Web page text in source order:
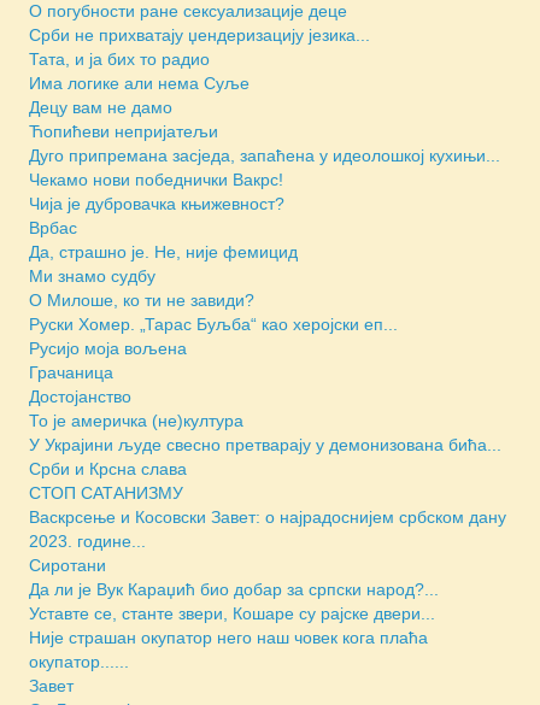
О погубности ране сексуализације деце
Срби не прихватају џендеризацију језика...
Тата, и ја бих то радио
Има логике али нема Суље
Децу вам не дамо
Ћопићеви непријатељи
Дуго припремана засједа, запаћена у идеолошкој кухињи...
Чекамо нови победнички Вакрс!
Чија је дубровачка књижевност?
Врбас
Да, страшно је. Не, није фемицид
Ми знамо судбу
О Милоше, ко ти не завиди?
Руски Хомер. „Тарас Буљба“ као херојски еп...
Русијо моја вољена
Грачаница
Достојанство
То је америчка (не)култура
У Украјини људе свесно претварају у демонизована бића...
Срби и Крсна слава
СТОП САТАНИЗМУ
Васкрсење и Косовски Завет: о најрадоснијем србском дану
2023. године...
Сиротани
Да ли је Вук Караџић био добар за српски народ?...
Уставте се, станте звери, Кошаре су рајске двери...
Није страшан окупатор него наш човек кога плаћа
окупатор......
Завет